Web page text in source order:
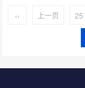
‹‹ 上一页 25